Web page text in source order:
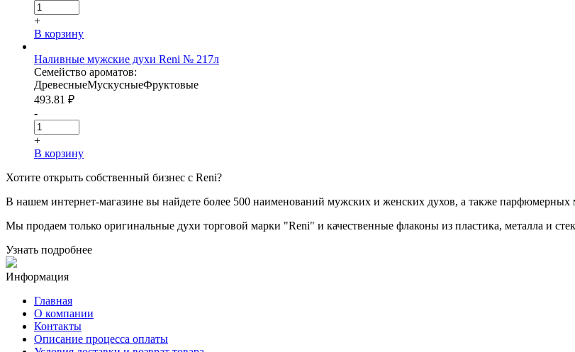
+
В корзину
Наливные мужские духи Reni № 217л
Семейство ароматов:
ДревесныеМускусныеФруктовые
493.81 ₽
-
+
В корзину
Хотите открыть собственный бизнес с Reni?
В нашем интернет-магазине вы найдете более 500 наименований мужских и женских духов, а также парфюмерных
Мы продаем только оригинальные духи торговой марки "Reni" и качественные флаконы из пластика, металла и
Узнать подробнее
Информация
Главная
О компании
Контакты
Описание процесса оплаты